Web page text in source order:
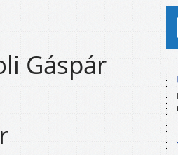
Gáspár